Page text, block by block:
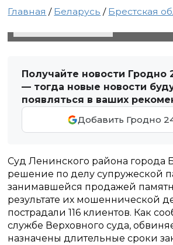
Главная / Беларусь / Брестская
Получайте новости Гродно
— тогда новые новости
появляться в ваших
Добавить Гродно
Суд Ленинского района города
решение по делу супружеской
занимавшейся продажей
результате их мошеннической
пострадали 116 клиентов. Как
службе Верховного суда,
назначены длительные сроки